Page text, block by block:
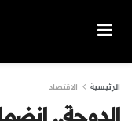
الرئيسية الاقتصاد